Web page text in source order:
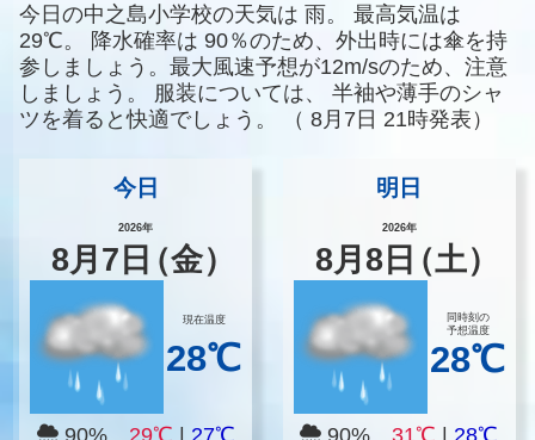
今日の中之島小学校の天気は 雨。
最高気温は
29℃。
降水確率は 90％のため、外出時には傘を持
参しましょう。最大風速予想が12m/sのため、注意
しましょう。
服装については、
半袖や薄手のシャ
ツを着ると快適でしょう。
（ 8月7日 21時発表）
今日
2026年
8月 7 日（金）
現在温度
28℃
明日
2026年
8月8 日（土）
同時刻の
予想温度
28℃